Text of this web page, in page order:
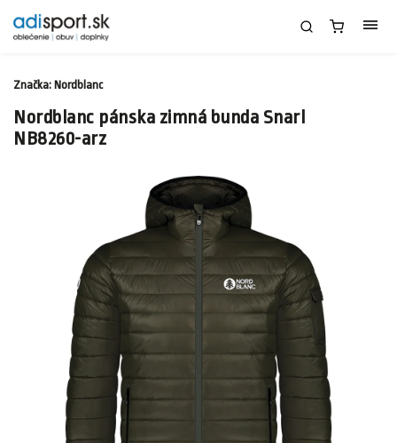
Nordblanc pánska zimná bunda Snarl
NB8260-arz
Značka: Nordblanc